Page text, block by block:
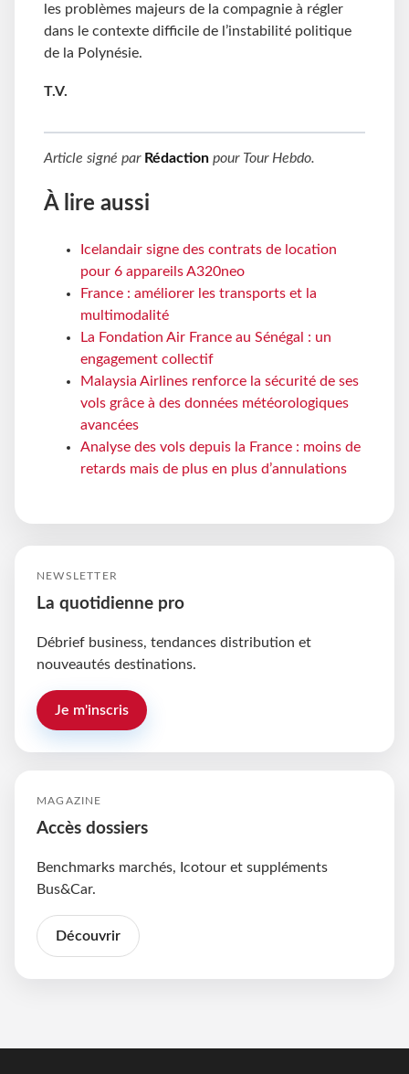
les problèmes majeurs de la compagnie à régler
dans le contexte difficile de l’instabilité politique
de la Polynésie.
T.V.
Article signé par Rédaction pour Tour Hebdo.
À lire aussi
Icelandair signe des contrats de location
pour 6 appareils A320neo
France : améliorer les transports et la
multimodalité
La Fondation Air France au Sénégal : un
engagement collectif
Malaysia Airlines renforce la sécurité de ses
vols grâce à des données météorologiques
avancées
Analyse des vols depuis la France : moins de
retards mais de plus en plus d’annulations
NEWSLETTER
La quotidienne pro
Débrief business, tendances distribution et
nouveautés destinations.
Je m'inscris
MAGAZINE
Accès dossiers
Benchmarks marchés, Icotour et suppléments
Bus&Car.
Découvrir